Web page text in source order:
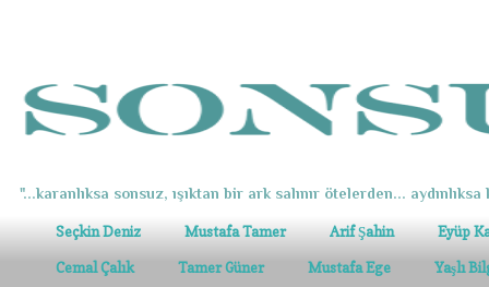
"...karanlıksa sonsuz, ışıktan bir ark salınır ötelerden... aydınlıksa
Seçkin Deniz Mustafa Tamer Arif Şahin Eyüp
Cemal Çalık Tamer Güner Mustafa Ege Yaşlı